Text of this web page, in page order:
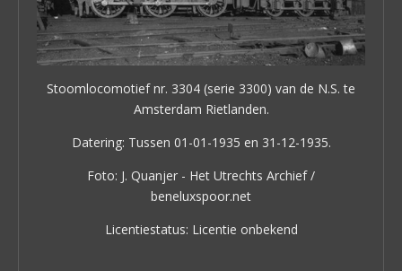
Stoomlocomotief nr. 3304 (serie 3300) van de N.S. te
Amsterdam Rietlanden.
Datering: Tussen 01-01-1935 en 31-12-1935.
Foto: J. Quanjer - Het Utrechts Archief /
beneluxspoor.net
Licentiestatus: Licentie onbekend